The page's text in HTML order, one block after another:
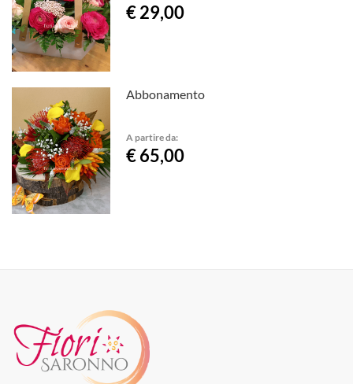
€ 29,00
Abbonamento
A partire da:
€ 65,00